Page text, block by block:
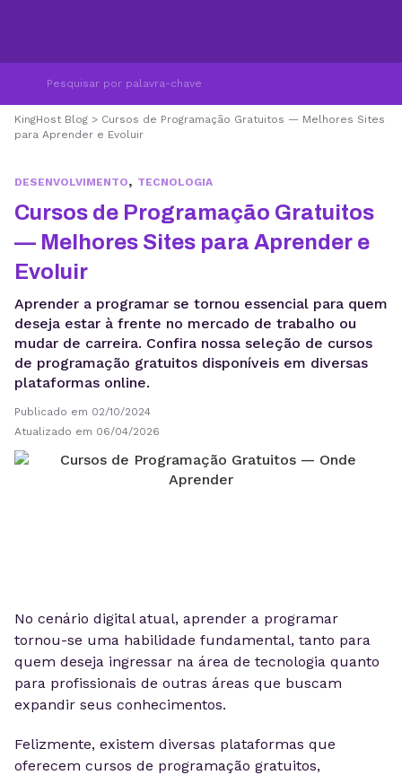
KingHost Blog > Cursos de Programação Gratuitos — Melhores Sites
para Aprender e Evoluir
DESENVOLVIMENTO, TECNOLOGIA
Cursos de Programação Gratuitos
— Melhores Sites para Aprender e
Evoluir
Aprender a programar se tornou essencial para quem
deseja estar à frente no mercado de trabalho ou
mudar de carreira. Confira nossa seleção de cursos
de programação gratuitos disponíveis em diversas
plataformas online.
Publicado em 02/10/2024
Atualizado em 06/04/2026
No cenário digital atual, aprender a programar
tornou-se uma habilidade fundamental, tanto para
quem deseja ingressar na área de tecnologia quanto
para profissionais de outras áreas que buscam
expandir seus conhecimentos.
Felizmente, existem diversas plataformas que
oferecem cursos de programação gratuitos,